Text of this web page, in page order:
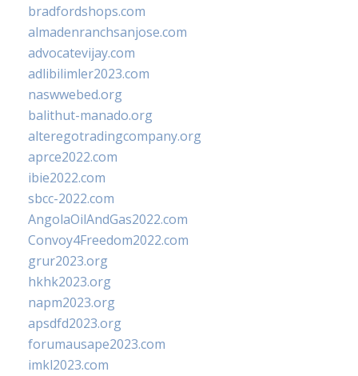
bradfordshops.com
almadenranchsanjose.com
advocatevijay.com
adlibilimler2023.com
naswwebed.org
balithut-manado.org
alteregotradingcompany.org
aprce2022.com
ibie2022.com
sbcc-2022.com
AngolaOilAndGas2022.com
Convoy4Freedom2022.com
grur2023.org
hkhk2023.org
napm2023.org
apsdfd2023.org
forumausape2023.com
imkl2023.com